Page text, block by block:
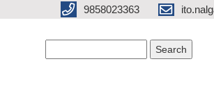
9858023363